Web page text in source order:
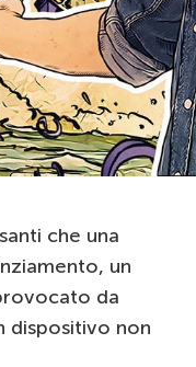
che una
un
da
dispositivo non